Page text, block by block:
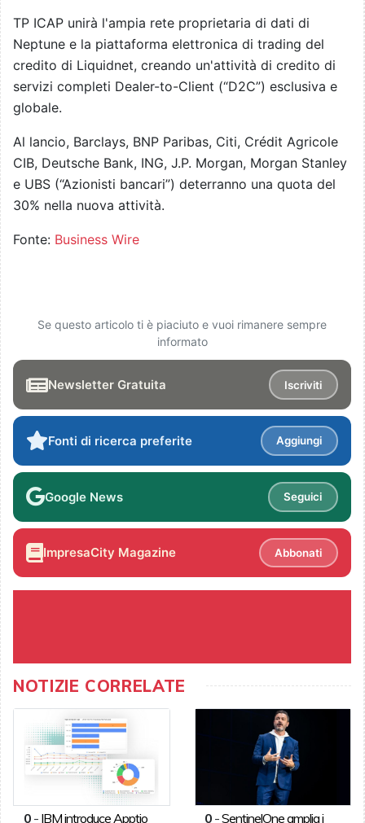
TP ICAP unirà l'ampia rete proprietaria di dati di
Neptune e la piattaforma elettronica di trading del
credito di Liquidnet, creando un'attività di credito di
servizi completi Dealer-to-Client (“D2C”) esclusiva e
globale.
Al lancio, Barclays, BNP Paribas, Citi, Crédit Agricole
CIB, Deutsche Bank, ING, J.P. Morgan, Morgan Stanley
e UBS (“Azionisti bancari”) deterranno una quota del
30% nella nuova attività.
Fonte: Business Wire
Se questo articolo ti è piaciuto e vuoi rimanere sempre
informato
Newsletter Gratuita Iscriviti
Fonti di ricerca preferite Aggiungi
Google News Seguici
ImpresaCity Magazine Abbonati
NOTIZIE CORRELATE
0- IBM introduce Apptio 0 -SentinelOne amplia i